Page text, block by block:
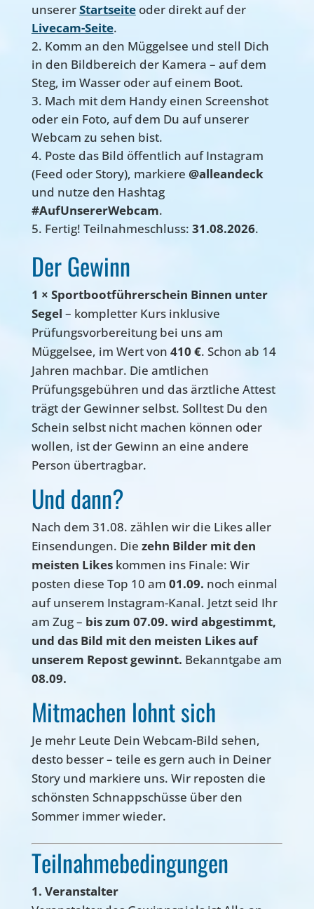
unsererStartseiteoder direkt auf der
Livecam-Seite.
Komm an den Müggelsee und stell Dich
in den Bildbereich der Kamera – auf dem
Steg, im Wasser oder auf einem Boot.
Mach mit dem Handy einen Screenshot
oder ein Foto, auf dem Du auf unserer
Webcam zu sehen bist.
Poste das Bild öffentlich auf Instagram
(Feed oder Story), markiere @alleandeck
und nutze den Hashtag
#AufUnsererWebcam.
Fertig! Teilnahmeschluss: 31.08.2026.
Der Gewinn
1 × Sportbootführerschein Binnen unter
Segel – kompletter Kurs inklusive
Prüfungsvorbereitung bei uns am
Müggelsee, im Wert von 410 €. Schon ab 14
Jahren machbar. Die amtlichen
Prüfungsgebühren und das ärztliche Attest
trägt der Gewinner selbst. Solltest Du den
Schein selbst nicht machen können oder
wollen, ist der Gewinn an eine andere
Person übertragbar.
Und dann?
Nach dem 31.08. zählen wir die Likes aller
Einsendungen. Die zehn Bilder mit den
meisten Likeskommen ins Finale: Wir
posten diese Top 10 am 01.09. noch einmal
auf unserem Instagram-Kanal. Jetzt seid Ihr
am Zug – bis zum 07.09. wird abgestimmt,
und das Bild mit den meisten Likes auf
unserem Repost gewinnt. Bekanntgabe am
08.09.
Mitmachen lohnt sich
Je mehr Leute Dein Webcam-Bild sehen,
desto besser – teile es gern auch in Deiner
Story und markiere uns. Wir reposten die
schönsten Schnappschüsse über den
Sommer immer wieder.
Teilnahmebedingungen
1. Veranstalter